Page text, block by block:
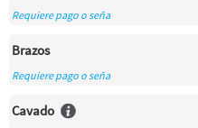
Requiere pago o seña
Brazos
Requiere pago o seña
Cavado